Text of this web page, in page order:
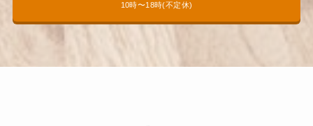
10時〜18時(不定休)